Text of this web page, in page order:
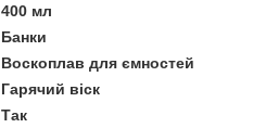
400 мл
Банки
Воскоплав для ємностей
Гарячий віск
Так